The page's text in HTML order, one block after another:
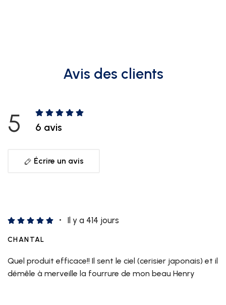
Avis des clients
5 6 avis
Écrire un avis
Il y a 414 jours
CHANTAL
Quel produit efficace!! Il sent le ciel (cerisier japonais) et il
démêle à merveille la fourrure de mon beau Henry